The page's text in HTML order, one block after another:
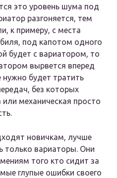
это уровень шума под
разгоняется, тем
к примеру, с места
под капотом одного
будет с вариатором, то
вырвется вперед
нужно будет тратить
без которых
механическая просто
новичкам, лучше
только вариаторы. Они
того кто сидит за
глупые ошибки своего